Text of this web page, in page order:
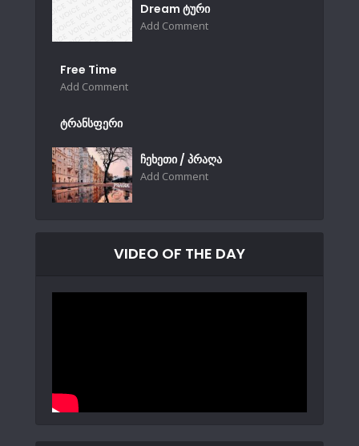
Dream ტური
Add Comment
Free Time
Add Comment
ტრანსფერი
ჩეხეთი / პრაღა
Add Comment
VIDEO OF THE DAY